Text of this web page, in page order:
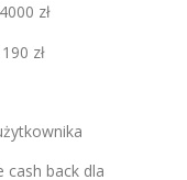
zł
zł
back dla